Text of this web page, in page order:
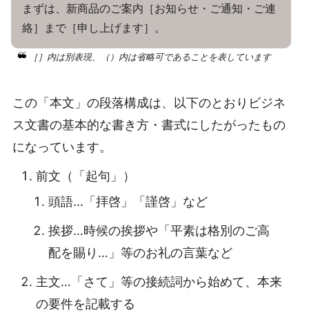
まずは、新商品のご案内［お知らせ・ご通知・ご連
絡］まで［申し上げます］。
［］内は別表現、（）内は省略可であることを表しています
この「本文」の段落構成は、以下のとおりビジネ
ス文書の基本的な書き方・書式にしたがったもの
になっています。
前文（「起句」）
頭語…「拝啓」「謹啓」など
挨拶…時候の挨拶や「平素は格別のご高
配を賜り…」等のお礼の言葉など
主文…「さて」等の接続詞から始めて、本来
の要件を記載する